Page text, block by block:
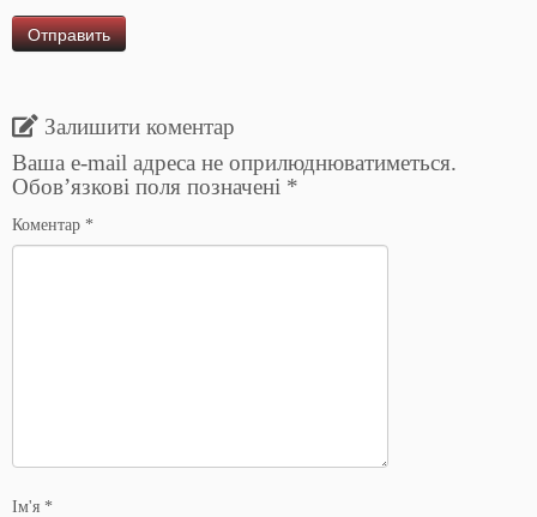
Залишити коментар
Ваша e-mail адреса не оприлюднюватиметься.
Обов’язкові поля позначені *
Коментар *
Ім'я *